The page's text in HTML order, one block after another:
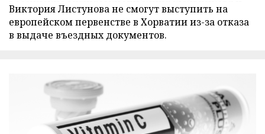
Виктория Листунова не смогут выступить на
европейском первенстве в Хорватии из-за отказа
в выдаче въездных документов.